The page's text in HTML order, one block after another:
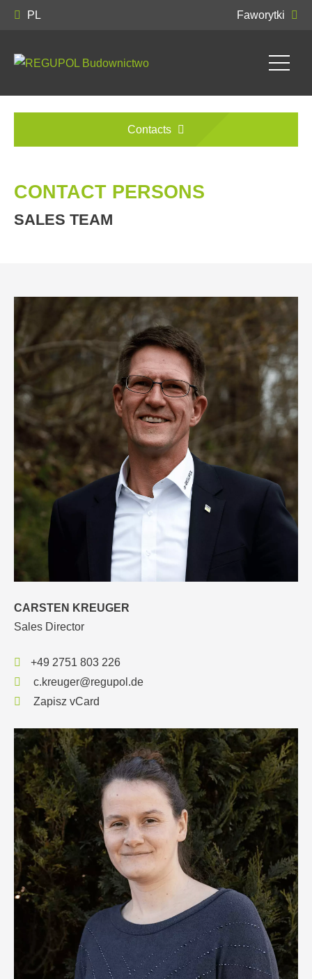
PL Faworytki
Contacts
CONTACT PERSONS
SALES TEAM
CARSTEN KREUGER
Sales Director
+49 2751 803 226
c.kreuger@regupol.de
Zapisz vCard